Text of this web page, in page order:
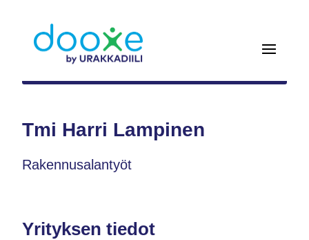
Tmi Harri Lampinen
Rakennusalantyöt
Yrityksen tiedot